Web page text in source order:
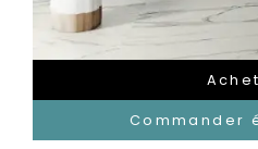
Commander